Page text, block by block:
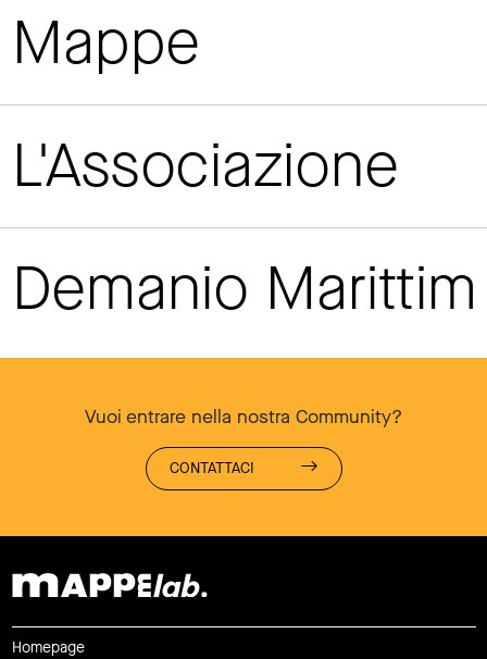
Mappe
L'Associazione
Demanio
Vuoi entrare nella nostra Community?
CONTATTACI
Homepage